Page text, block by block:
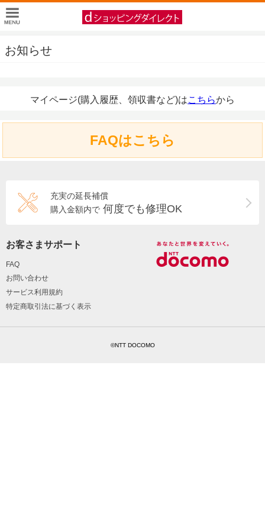
お知らせ
マイページ(購入履歴、領収書など)はこちらから
FAQはこちら
充実の延長補償
購入金額内で 何度でも修理OK
お客さまサポート
FAQ
お問い合わせ
サービス利用規約
特定商取引法に基づく表示
©NTT DOCOMO